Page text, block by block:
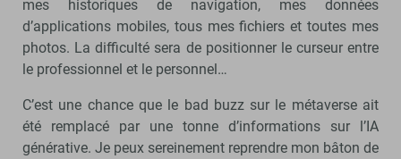
mes historiques de navigation, mes données
d’applications mobiles, tous mes fichiers et toutes mes
photos. La difficulté sera de positionner le curseur entre
le professionnel et le personnel…
C’est une chance que le bad buzz sur le métaverse ait
été remplacé par une tonne d’informations sur l’IA
générative. Je peux sereinement reprendre mon bâton de